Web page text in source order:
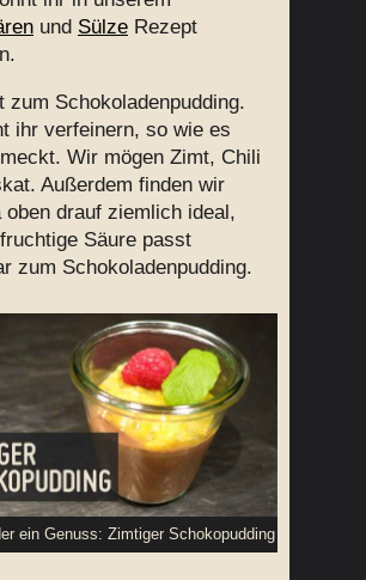
und Sülze Rezept
zum Schokoladenpudding.
ihr verfeinern, so wie es
Wir mögen Zimt, Chili
Außerdem finden wir
oben drauf ziemlich ideal,
Säure passt
zum Schokoladenpudding.
ein Genuss: Zimtiger Schokopudding